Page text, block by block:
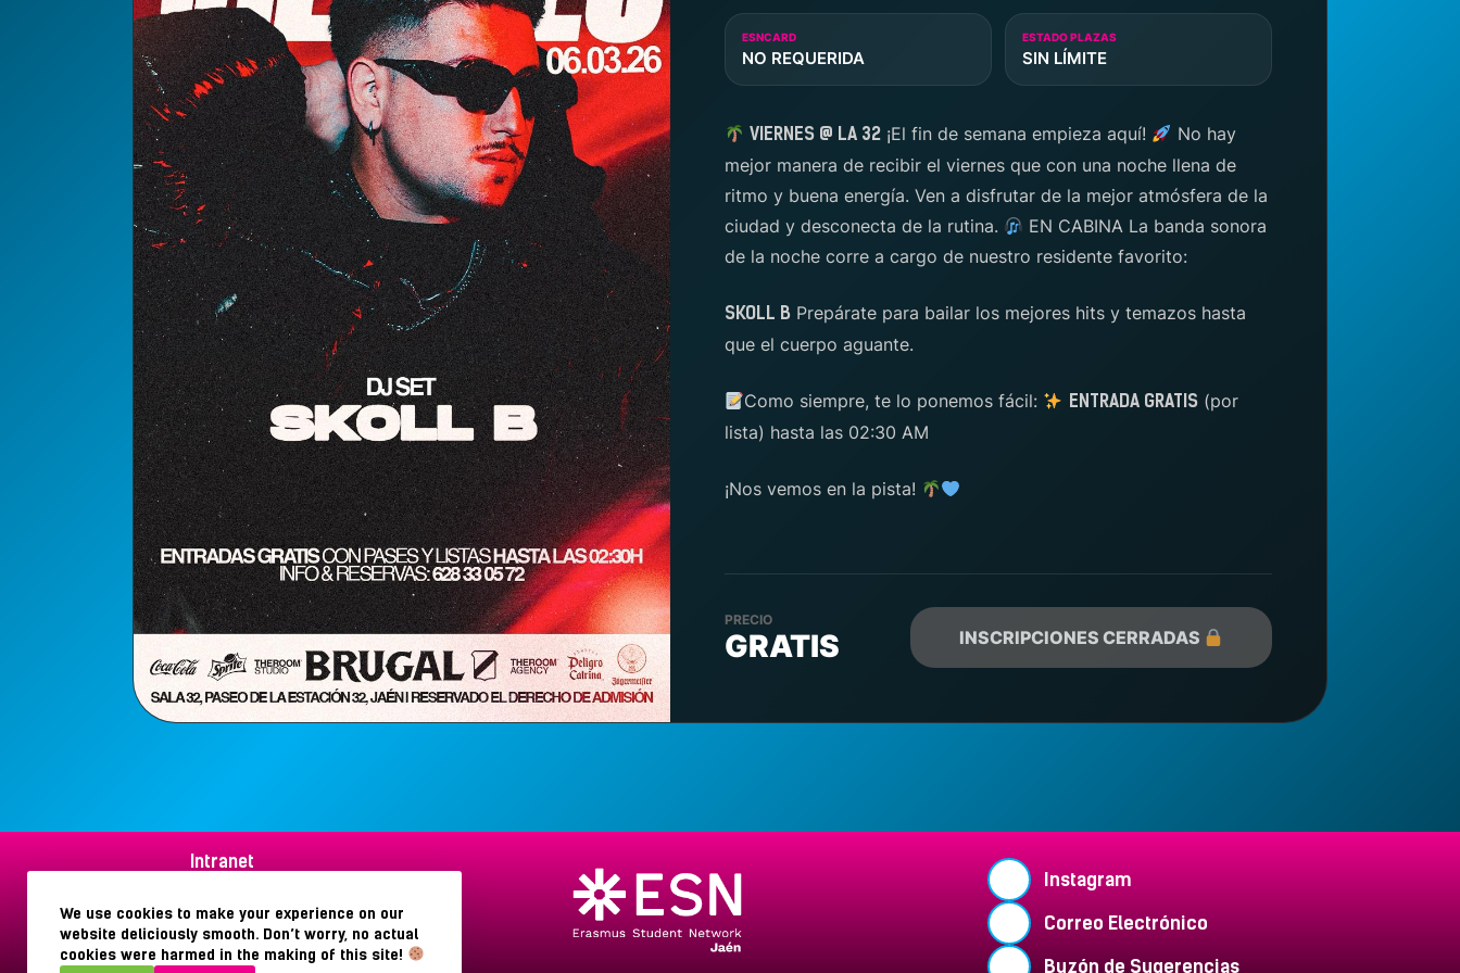
We use cookies to make your experience on our
website deliciously smooth. Don’t worry, no actual
cookies were harmed in the making of this site!
ESNCARD
NO REQUERIDA
ESTADO PLAZAS
SIN LÍMITE
VIERNES @ LA 32 ¡El fin de semana empieza aquí!
No hay
mejor manera de recibir el viernes que con una noche llena de
ritmo y buena energía. Ven a disfrutar de la mejor atmósfera de la
ciudad y desconecta de la rutina.
EN CABINA La banda sonora
de la noche corre a cargo de nuestro residente favorito:
SKOLL B Prepárate para bailar los mejores hits y temazos hasta
que el cuerpo aguante.
Como siempre, te lo ponemos fácil: ENTRADA GRATIS(por
lista) hasta las 02:30 AM
¡Nos vemos en la pista!
PRECIO
GRATIS INSCRIPCIONES CERRADAS
Intranet
Política de privacidad
Política de cookies
Instagram
Correo Electrónico
Buzón de Sugerencias